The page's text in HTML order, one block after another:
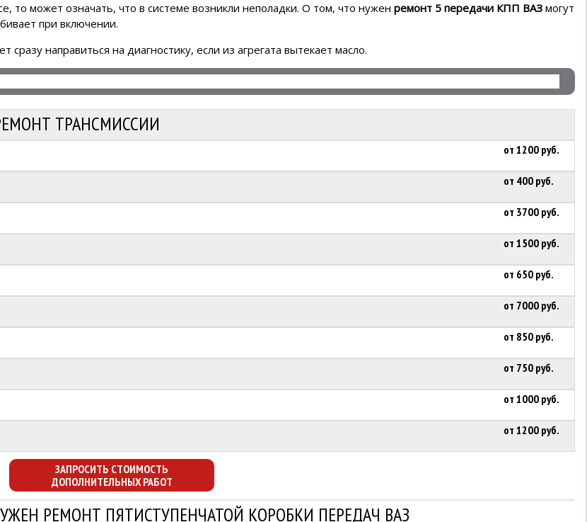
то может означать, что в системе возникли неполадки. О том, что нужен ремонт 5 передачи КПП ВАЗ могут
при включении.
направиться на диагностику, если из агрегата вытекает масло.
ТРАНСМИССИИ
от 1200 руб.
от 400 руб.
от 3700 руб.
от 1500 руб.
от 650 руб.
от 7000 руб.
от 850 руб.
от 750 руб.
от 1000 руб.
от 1200 руб.
ЗАПРОСИТЬ СТОИМОСТЬ
ДОПОЛНИТЕЛЬНЫХ РАБОТ
РЕМОНТ ПЯТИСТУПЕНЧАТОЙ КОРОБКИ ПЕРЕДАЧ ВАЗ